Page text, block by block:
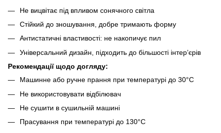
Не вицвітає під впливом сонячного світла
Стійкий до зношування, добре тримають форму
Антистатичні властивості: не накопичує пил
Універсальний дизайн, підходить до більшості інтер’єрів
Рекомендації щодо догляду:
Машинне або ручне прання при температурі до 30°C
Не використовувати відбілювач
Не сушити в сушильній машині
Прасування при температурі до 130°C